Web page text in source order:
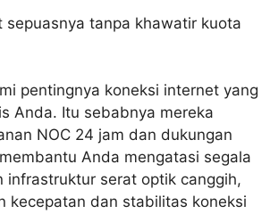
sepuasnya tanpa khawatir kuota
pentingnya koneksi internet yang
Anda. Itu sebabnya mereka
NOC 24 jam dan dukungan
Anda mengatasi segala
infrastruktur serat optik canggih,
kecepatan dan stabilitas koneksi